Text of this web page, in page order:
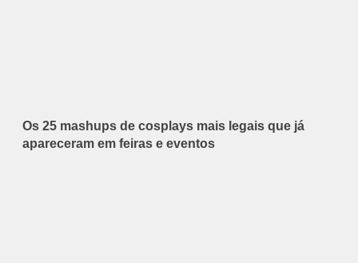
Os 25 mashups de cosplays mais legais que já
apareceram em feiras e eventos